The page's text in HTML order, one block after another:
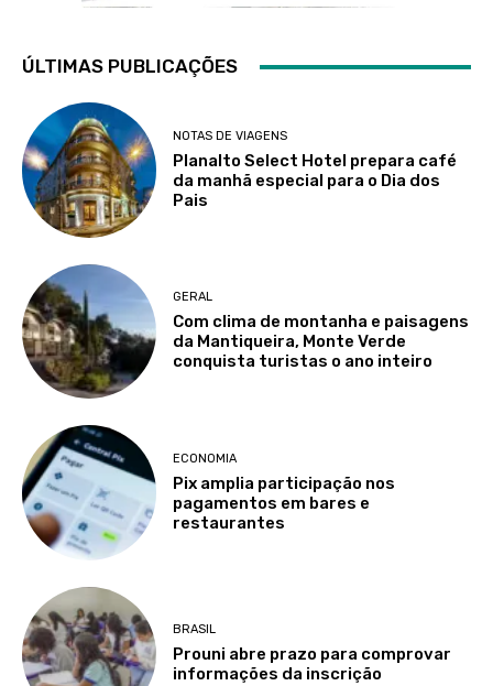
ÚLTIMAS PUBLICAÇÕES
NOTAS DE VIAGENS
Planalto Select Hotel prepara café
da manhã especial para o Dia dos
Pais
GERAL
Com clima de montanha e paisagens
da Mantiqueira, Monte Verde
conquista turistas o ano inteiro
ECONOMIA
Pix amplia participação nos
pagamentos em bares e
restaurantes
BRASIL
Prouni abre prazo para comprovar
informações da inscrição